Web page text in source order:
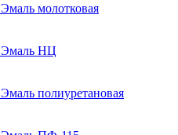
Эмаль молотковая
Эмаль НЦ
Эмаль полиуретановая